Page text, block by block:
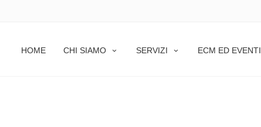
HOME CHI SIAMO SERVIZI ECM ED EVENTI